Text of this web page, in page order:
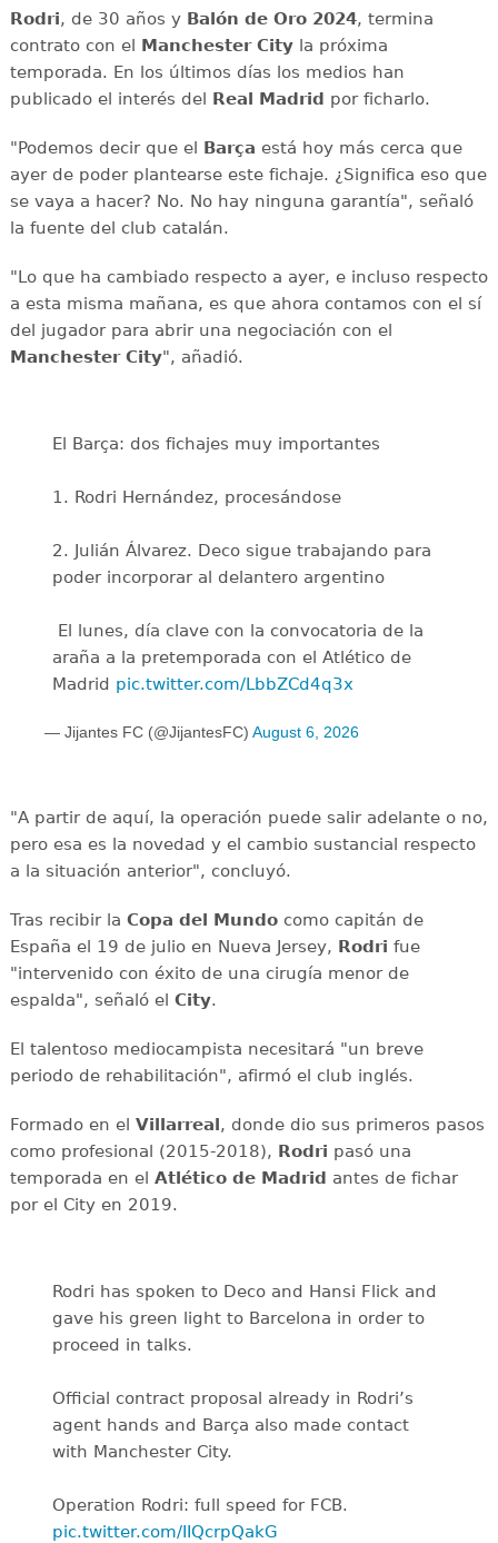
Rodri, de 30 años y Balón de Oro 2024, termina
contrato con el Manchester Cityla próxima
temporada. En los últimos días los medios han
publicado el interés del Real Madrid por ficharlo.
"Podemos decir que el Barça está hoy más cerca que
ayer de poder plantearse este fichaje. ¿Significa eso que
se vaya a hacer? No. No hay ninguna garantía", señaló
la fuente del club catalán.
"Lo que ha cambiado respecto a ayer, e incluso respecto
a esta misma mañana, es que ahora contamos con el sí
del jugador para abrir una negociación con el
Manchester City", añadió.
El Barça: dos fichajes muy importantes
1. Rodri Hernández, procesándose
2. Julián Álvarez. Deco sigue trabajando para
poder incorporar al delantero argentino
️ El lunes, día clave con la convocatoria de la
araña a la pretemporada con el Atlético de
Madrid pic.twitter.com/LbbZCd4q3x
— Jijantes FC (@JijantesFC) August 6, 2026
"A partir de aquí, la operación puede salir adelante o no,
pero esa es la novedad y el cambio sustancial respecto
a la situación anterior", concluyó.
Tras recibir la Copa del Mundocomo capitán de
España el 19 de julio en Nueva Jersey, Rodri fue
"intervenido con éxito de una cirugía menor de
espalda", señaló el City.
El talentoso mediocampista necesitará "un breve
periodo de rehabilitación", afirmó el club inglés.
Formado en el Villarreal, donde dio sus primeros pasos
como profesional (2015-2018), Rodri pasó una
temporada en el Atlético de Madrid antes de fichar
por el City en 2019.
Rodri has spoken to Deco and Hansi Flick and
gave his green light to Barcelona in order to
proceed in talks.
Official contract proposal already in Rodri’s
agent hands and Barça also made contact
with Manchester City.
Operation Rodri: full speed for FCB.
pic.twitter.com/IIQcrpQakG